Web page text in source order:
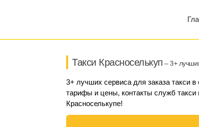
Такси Красноселькуп – 3+
3+ лучших сервиса для заказа такси
тарифы и цены, контакты служб такси
Красноселькупе!